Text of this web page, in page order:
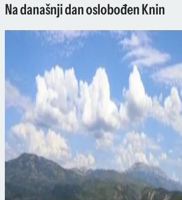
Na današnji dan oslobođen Knin